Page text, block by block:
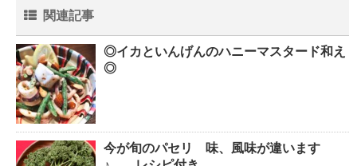
関連記事
◎イカといんげんのハニーマスタード和え
◎
今が旬のパセリ 味、風味が違います